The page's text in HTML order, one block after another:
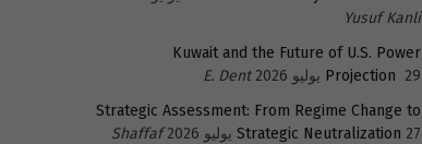
Yusuf Kanli
Kuwait and the Future of U.S. Power
Projection 29 يوليو 2026
E. Dent
Strategic Assessment: From Regime Change to
Strategic Neutralization 27 يوليو 2026
Shaffaf